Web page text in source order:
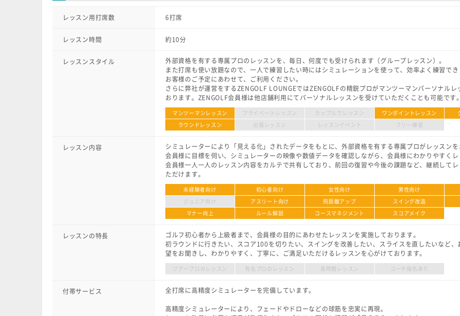
レッスン用打席数 6打席
レッスン時間 約10分
レッスンスタイル
外部資格を有する専属プロのレッスンを、毎日、何度でも受けられます（グループレッスン）。
また打席も使い放題なので、一人で練習したい時にはシミュレーションを使って、効率よく練習でき
お客様のご予定にあわせて、ご利用ください。
さらに弊社が運営をするZENGOLF LOUNGEではZENGOLFの精鋭プロがマンツーマンパーソナルレ
おります。ZENGOLF会員様は他店舗利用にてパーソナルレッスンを受けていただくことも可能です
マンツーマンレッスン プライベートレッスン カップルでレッスン ワンポイントレッスン
ラウンドレッスン 出張レッスン レッスンイベント フリー練習
レッスン内容
シミュレーターにより「見える化」されたデータをもとに、外部資格を有する専属プロがレッスン
会員様に目標を伺い、シミュレーターの映像や数値データを確認しながら、会員様にわかりやすく
会員様一人一人のレッスン内容をカルテで共有しており、前回の復習や今後の課題など、継続して
ただけます。
未経験者向け 初心者向け 女性向け 男性向け
ジュニア向け アスリート向け 飛距離アップ スイング改造
マナー向上 ルール解説 コースマネジメント スコアメイク
レッスンの特長
ゴルフ初心者から上級者まで、会員様の目的にあわせたレッスンを実施しております。
初ラウンドに行きたい、スコア100を切りたい、スイングを改善したい、スライスを直したいなど、
望をお聞きし、わかりやすく、丁寧に、ご満足いただけるレッスンを心がけております。
ツアープロのレッスン 有名プロのレッスン 長時間レッスン コーチ指名あり
付帯サービス 全打席に高精度シミュレーターを完備しています。
高精度シミュレーターにより、フェードやドローなどの球筋を忠実に再現。